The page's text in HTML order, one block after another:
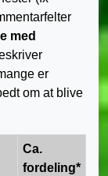
med
er
om at blive
Ca.
fordeling*